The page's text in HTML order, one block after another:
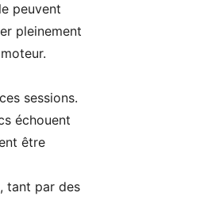
peuvent
pleinement
sessions.
échouent
être
tant par des